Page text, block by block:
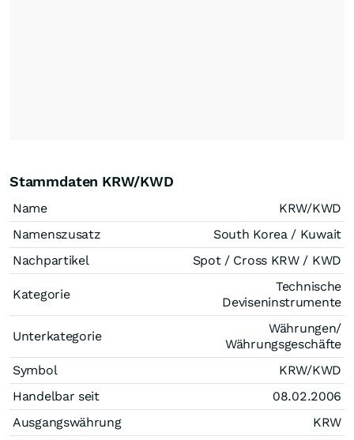
Stammdaten KRW/KWD
Name
KRW/KWD
Namenszusatz
South Korea / Kuwait
Nachpartikel
Spot / Cross KRW / KWD
Kategorie
Technische
Deviseninstrumente
Unterkategorie
Währungen/
Währungsgeschäfte
Symbol
KRW/KWD
Handelbar seit
08.02.2006
Ausgangswährung
KRW